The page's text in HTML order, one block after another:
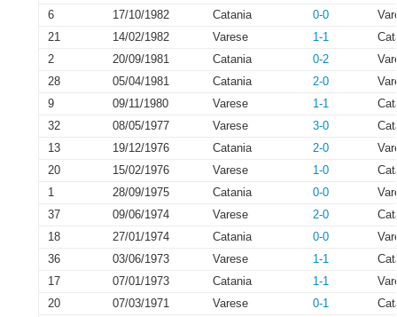
6
17/10/1982 Catania 0-0
21
14/02/1982 Varese 1-1
2
20/09/1981 Catania 0-2
28
05/04/1981 Catania 2-0
9
09/11/1980 Varese 1-1
32
08/05/1977 Varese 3-0
13
19/12/1976 Catania 2-0
20
15/02/1976 Varese 1-0
1
28/09/1975 Catania 0-0
37
09/06/1974 Varese 2-0
18
27/01/1974 Catania 0-0
36
03/06/1973 Varese 1-1
17
07/01/1973 Catania 1-1
20
07/03/1971 Varese 0-1